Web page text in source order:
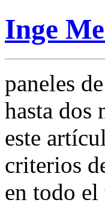
Inge
paneles
hasta dos
este
criterios
en todo